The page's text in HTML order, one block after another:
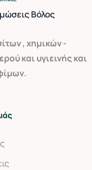
Βόλος
, χημικών -
και υγιεινής και